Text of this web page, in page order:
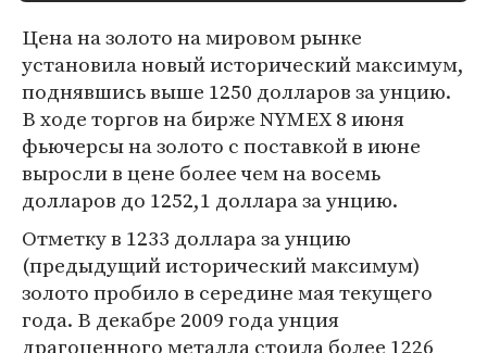
Цена на золото на мировом рынке
установила новый исторический максимум,
поднявшись выше 1250 долларов за унцию.
В ходе торгов на бирже NYMEX 8 июня
фьючерсы на золото с поставкой в июне
выросли в цене более чем на восемь
долларов до 1252,1 доллара за унцию.
Отметку в 1233 доллара за унцию
(предыдущий исторический максимум)
золото пробило в середине мая текущего
года. В декабре 2009 года унция
драгоценного металла стоила более 1226